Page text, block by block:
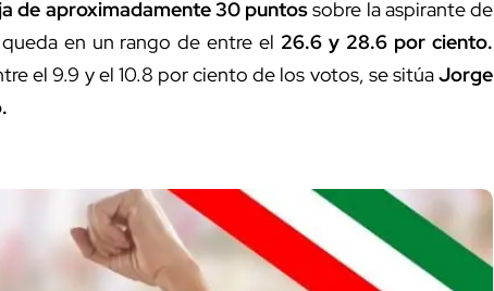
de aproximadamente 30 puntossobre la aspirante de
en un rango de entre el 26.6 y 28.6 por ciento.
el 9.9 y el 10.8 por ciento de los votos, se sitúaJorge